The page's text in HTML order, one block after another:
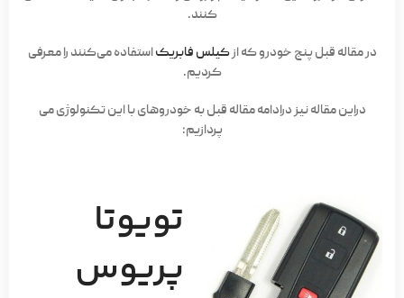
کنند.
در مقاله قبل پنج خودرو که ازکیلس فابریکاستفاده می‌کنند را معرفی
کردیم.
دراین مقاله نیز درادامه مقاله قبل به خودروهای با این تکنولوژی می
پردازیم:
تویوتا
پریوس